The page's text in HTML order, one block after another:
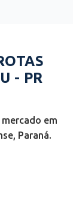
- PR
em
Paraná.